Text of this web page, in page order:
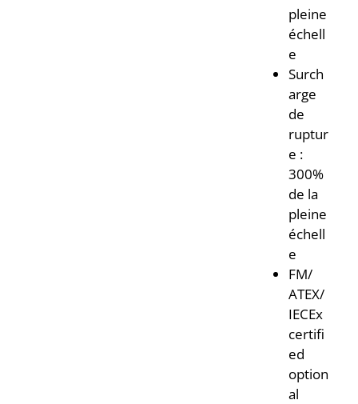
pleine
échell
e
Surch
arge
de
ruptur
e :
300%
de la
pleine
échell
e
FM/
ATEX/
IECEx
certifi
ed
option
al